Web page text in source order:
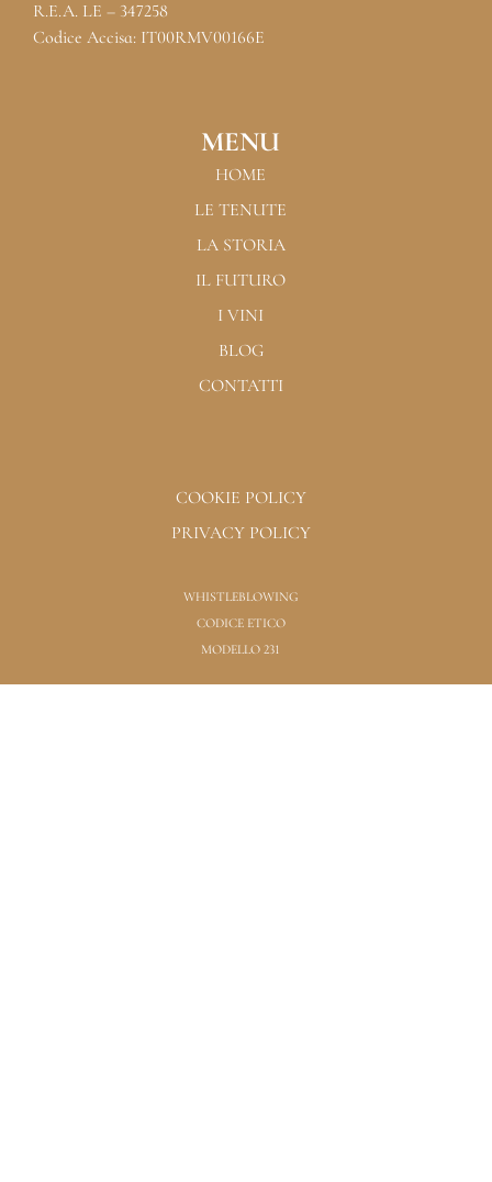
R.E.A. LE – 347258
Codice Accisa: IT00RMV00166E
MENU
HOME
LE TENUTE
LA STORIA
IL FUTURO
I VINI
BLOG
CONTATTI
COOKIE POLICY
PRIVACY POLICY
WHISTLEBLOWING
CODICE ETICO
MODELLO 231